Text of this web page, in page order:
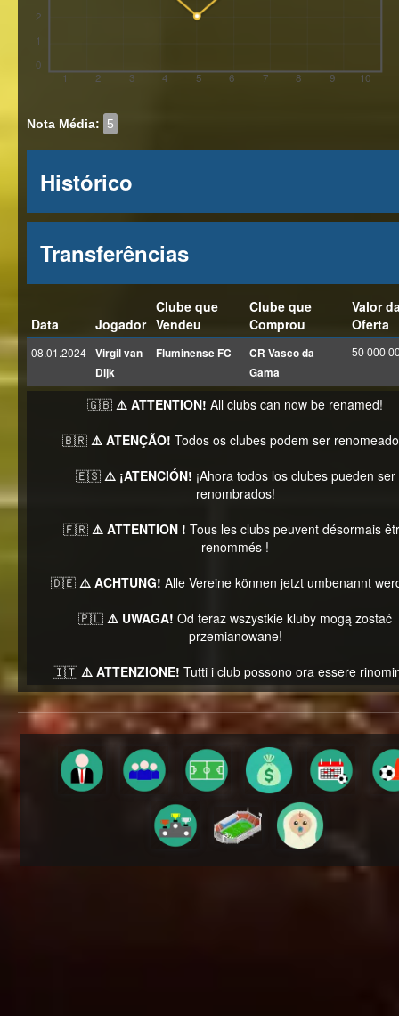
1 2 3 4 5 6 7 8 9 10
0
1
2
Nota Média: 5
Histórico
Transferências
Data Jogador
Clube que
Vendeu
Clube que
Comprou
Valor
Oferta
08.01.2024 Virgil van
Dijk
Fluminense FC
CR Vasco da
Gama
50 000
🇬🇧 ⚠️ ATTENTION! All clubs can now be renamed!
🇧🇷 ⚠️ ATENÇÃO! Todos os clubes podem ser
🇪🇸 ⚠️ ¡ATENCIÓN! ¡Ahora todos los clubes pueden ser
renombrados!
🇫🇷 ⚠️ ATTENTION ! Tous les clubs peuvent désormais
renommés !
🇩🇪 ⚠️ ACHTUNG! Alle Vereine können jetzt umbenannt
🇵🇱 ⚠️ UWAGA! Od teraz wszystkie kluby mogą zostać
przemianowane!
🇮🇹 ⚠️ ATTENZIONE! Tutti i club possono ora essere